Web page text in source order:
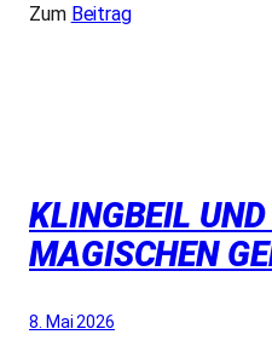
Zum Beitrag
KLINGBEIL UND
MAGISCHEN
8. Mai 2026